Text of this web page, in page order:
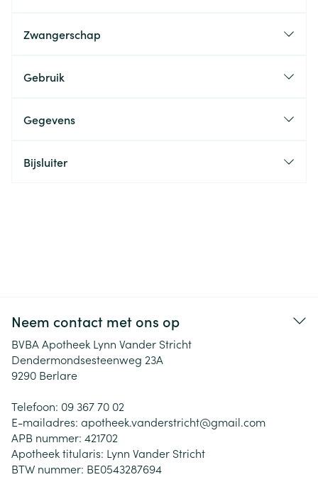
Zwangerschap
Gebruik
Gegevens
Bijsluiter
Neem contact met ons op
BVBA Apotheek Lynn Vander Stricht
Dendermondsesteenweg 23A
9290 Berlare
Telefoon: 09 367 70 02
E-mailadres: apotheek.vanderstricht@gmail.com
APB nummer: 421702
Apotheek titularis: Lynn Vander Stricht
BTW nummer: BE0543287694